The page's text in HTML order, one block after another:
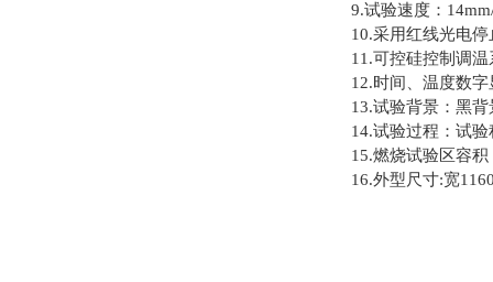
9.试验速度：
10.采用红线光电
11.可控硅控制调
12.时间、温度数
13.试验背景：黑
14.试验过程：试
15.燃烧试验区容
16.外型尺寸:宽